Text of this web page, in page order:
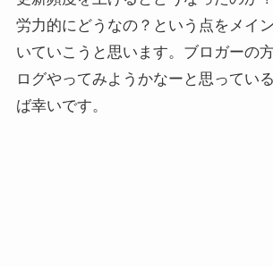
労力的にどうなの？という点をメイ
いていこうと思います。ブロガーの
ログやってみようかなーと思ってい
ば幸いです。